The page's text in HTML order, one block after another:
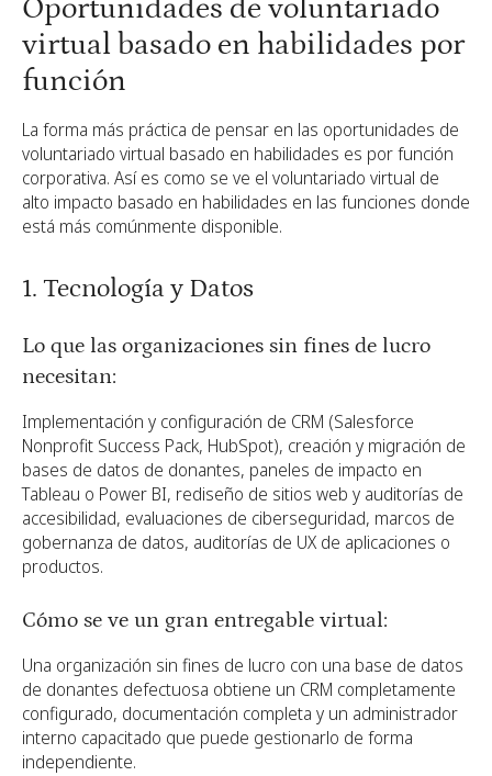
Oportunidades de voluntariado
virtual basado en habilidades por
función
La forma más práctica de pensar en las oportunidades de
voluntariado virtual basado en habilidades es por función
corporativa. Así es como se ve el voluntariado virtual de
alto impacto basado en habilidades en las funciones donde
está más comúnmente disponible.
1. Tecnología y Datos
Lo que las organizaciones sin fines de lucro
necesitan:
Implementación y configuración de CRM (Salesforce
Nonprofit Success Pack, HubSpot), creación y migración de
bases de datos de donantes, paneles de impacto en
Tableau o Power BI, rediseño de sitios web y auditorías de
accesibilidad, evaluaciones de ciberseguridad, marcos de
gobernanza de datos, auditorías de UX de aplicaciones o
productos.
Cómo se ve un gran entregable virtual:
Una organización sin fines de lucro con una base de datos
de donantes defectuosa obtiene un CRM completamente
configurado, documentación completa y un administrador
interno capacitado que puede gestionarlo de forma
independiente.